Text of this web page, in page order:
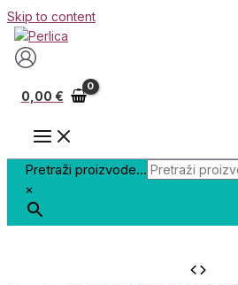
Skip to content
0,00 €
Pretraži proizvode...
×